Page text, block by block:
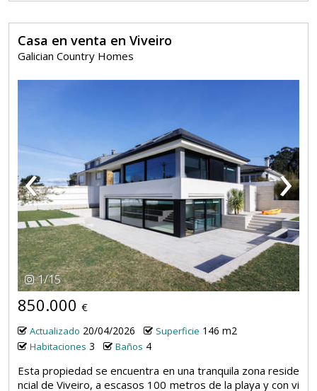
Casa en venta en Viveiro
Galician Country Homes
‹ ›
1/15
850.000 €
Actualizado 20/04/2026 Superficie 146 m2
Habitaciones 3 Baños 4
Esta propiedad se encuentra en una tranquila zona reside
ncial de Viveiro, a escasos 100 metros de la playa y con vi